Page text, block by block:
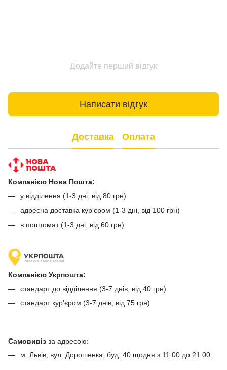
Додайте перший відгук
Написати відгук
Доставка Оплата
Компанією Нова Пошта:
у відділення (1-3 дні, від 80 грн)
адресна доставка кур'єром (1-3 дні, від 100 грн)
в поштомат (1-3 дні, від 60 грн)
Компанією Укрпошта:
стандарт до відділення (3-7 днів, від 40 грн)
стандарт кур'єром (3-7 днів, від 75 грн)
Самовивіз за адресою:
м. Львів, вул. Дорошенка, буд. 40 щодня з 11:00 до 21:00.